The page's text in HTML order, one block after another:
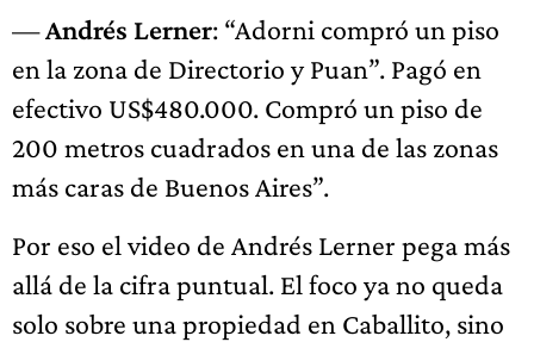
—Andrés Lerner: “Adorni compró un piso
en la zona de Directorio y Puan”. Pagó en
efectivo US$480.000. Compró un piso de
200 metros cuadrados en una de las zonas
más caras de Buenos Aires”.
Por eso el video de Andrés Lerner pega más
allá de la cifra puntual. El foco ya no queda
solo sobre una propiedad en Caballito, sino